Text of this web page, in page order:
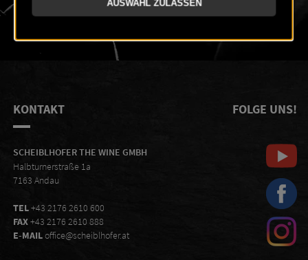
KONTAKT
SCHEIBLHOFER THE WINE GMBH
Halbturnerstraße 1a
7163 Andau
TEL+43 2176 2610 600
FAX+43 2176 2610 888
E-MAILoffice@scheiblhofer.at
FOLGE UNS!